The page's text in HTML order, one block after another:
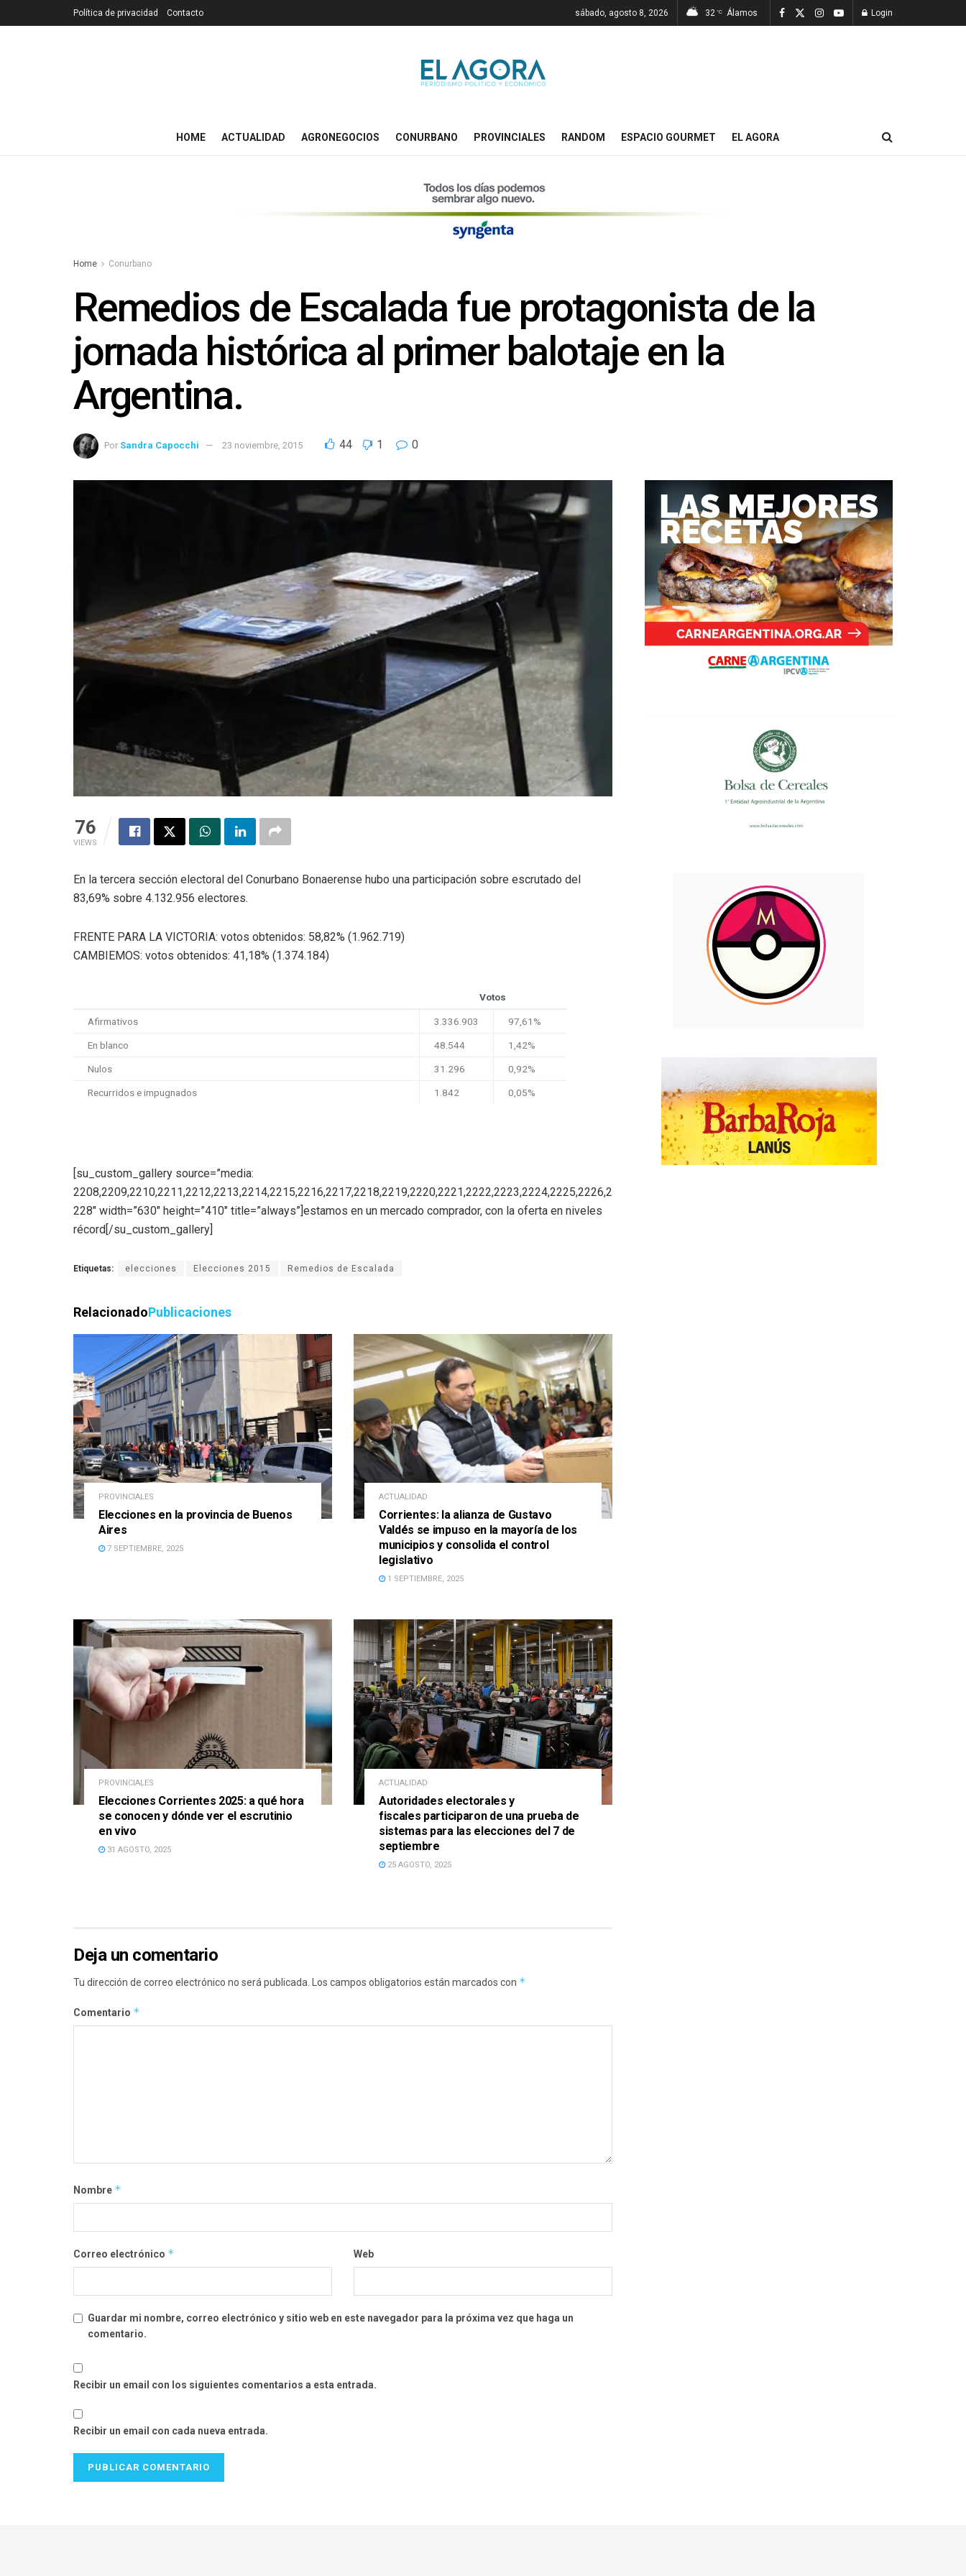
Política de privacidad Contacto sábado, agosto 8, 2026 32 °C Álamos Login
HOME ACTUALIDAD AGRONEGOCIOS CONURBANO PROVINCIALES RANDOM ESPACIO GOURMET EL AGORA
Home Conurbano
Remedios de Escalada fue protagonista de la
jornada histórica al primer balotaje en la
Argentina.
Por Sandra Capocchi 23 noviembre, 2015 44 1 0
76
VIEWS
En la tercera sección electoral del Conurbano Bonaerense hubo una participación sobre escrutado del
83,69% sobre 4.132.956 electores.
FRENTE PARA LA VICTORIA: votos obtenidos: 58,82% (1.962.719)
CAMBIEMOS: votos obtenidos: 41,18% (1.374.184)
Votos
Afirmativos 3.336.903 97,61%
En blanco 48.544 1,42%
Nulos 31.296 0,92%
Recurridos e impugnados 1.842 0,05%
[su_custom_gallery source=”media:
2208,2209,2210,2211,2212,2213,2214,2215,2216,2217,2218,2219,2220,2221,2222,2223,2224,2225,2226,2
228″ width=”630″ height=”410″ title=”always”]estamos en un mercado comprador, con la oferta en niveles
récord[/su_custom_gallery]
Etiquetas: elecciones Elecciones 2015 Remedios de Escalada
RelacionadoPublicaciones
PROVINCIALES
Elecciones en la provincia de Buenos
Aires
7 SEPTIEMBRE, 2025
ACTUALIDAD
Corrientes: la alianza de Gustavo
Valdés se impuso en la mayoría de los
municipios y consolida el control
legislativo
1 SEPTIEMBRE, 2025
PROVINCIALES
Elecciones Corrientes 2025: a qué hora
se conocen y dónde ver el escrutinio
en vivo
31 AGOSTO, 2025
ACTUALIDAD
Autoridades electorales y
fiscales participaron de una prueba de
sistemas para las elecciones del 7 de
septiembre
25 AGOSTO, 2025
Deja un comentario
Tu dirección de correo electrónico no será publicada. Los campos obligatorios están marcados con *
Comentario *
Nombre *
Correo electrónico * Web
Guardar mi nombre, correo electrónico y sitio web en este navegador para la próxima vez que haga un
comentario.
Recibir un email con los siguientes comentarios a esta entrada.
Recibir un email con cada nueva entrada.